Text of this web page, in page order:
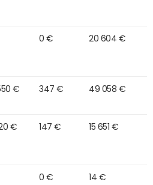
0 € 20 604 €
€ 347 € 49 058 €
€ 147 € 15 651 €
0 € 14 €